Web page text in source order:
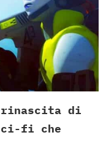
rinascita di
fi che